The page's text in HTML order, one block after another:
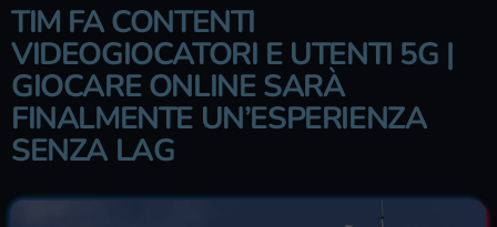
TIM FA CONTENTI
VIDEOGIOCATORI E UTENTI 5G |
GIOCARE ONLINE SARÀ
FINALMENTE UN’ESPERIENZA
SENZA LAG